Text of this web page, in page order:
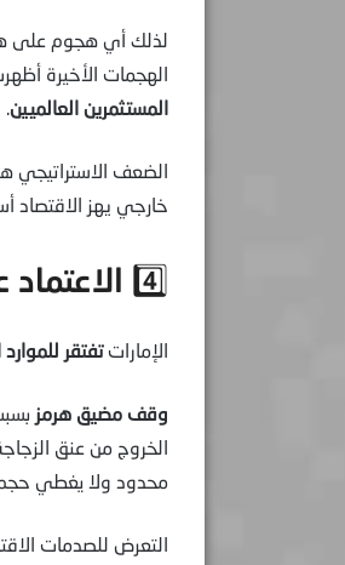
لذلك أي هجوم على
الهجمات الأخيرة
المستثمرين العالميين.
الضعف
خارجي يهز الاقتصاد
4️⃣ الاعتماد على الاستيراد: تهديد إضافي
الإماراتتفتقر للموارد
وقف مضيق هرمز
الخروج من عنق
محدود ولا يغطي حجم
التعرض للصدمات